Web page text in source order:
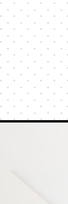
旭屋ジャ
ASAHIYA
ハコま
Q&A
販売支